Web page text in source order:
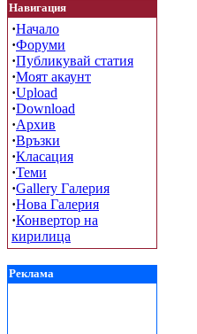
Навигация
·Начало
·Форуми
·Публикувай статия
·Моят акаунт
·Upload
·Download
·Архив
·Връзки
·Класация
·Теми
·Gallery Галерия
·Нова Галерия
·Конвертор на
кирилица
Реклама